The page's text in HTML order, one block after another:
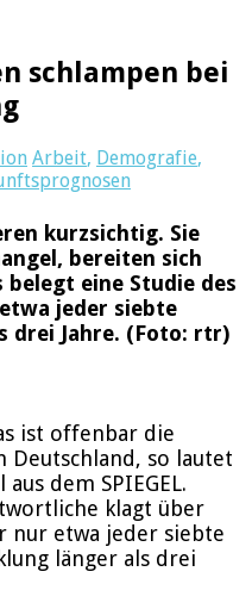
schlampen bei
Arbeit, Demografie,
kurzsichtig. Sie
bereiten sich
eine Studie des
jeder siebte
drei Jahre. (Foto: rtr)
ist offenbar die
Deutschland, so lautet
dem SPIEGEL.
klagt über
nur etwa jeder siebte
länger als drei